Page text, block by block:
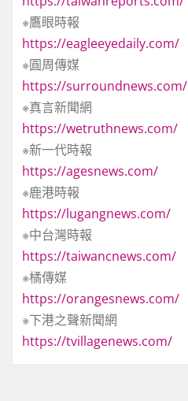
※鷹眼時報
https://eagleeyedaily.com/
※圓周傳媒
https://surroundnews.com/
※真言新聞網
https://wetruthnews.com/
※新一代時報
https://agesnews.com/
※鹿港時報
https://lugangnews.com/
※中台灣時報
https://taiwancnews.com/
※橘傳媒
https://orangesnews.com/
※下港之聲新聞網
https://tvillagenews.com/